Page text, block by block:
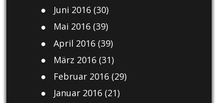
Juni 2016(30)
Mai 2016(39)
April 2016(39)
März 2016(31)
Februar 2016(29)
Januar 2016(21)